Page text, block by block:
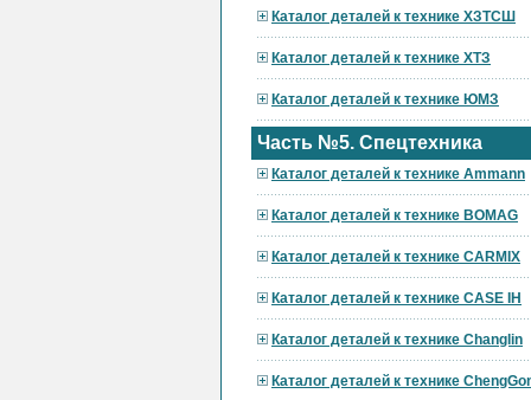
Каталог деталей к технике ХЗТСШ
Каталог деталей к технике ХТЗ
Каталог деталей к технике ЮМЗ
Часть №5. Спецтехника
Каталог деталей к технике Ammann
Каталог деталей к технике BOMAG
Каталог деталей к технике CARMIX
Каталог деталей к технике CASE IH
Каталог деталей к технике Changlin
Каталог деталей к технике